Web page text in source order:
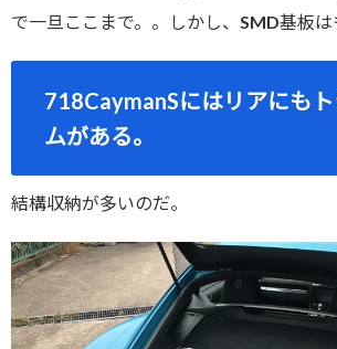
で一旦ここまで。。しかし、SMD基板は
718CaymanSにはリアにも
ムがある。
結構収納が多いのだ。